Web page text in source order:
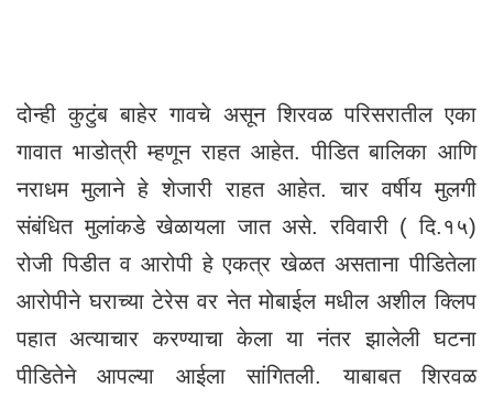
दोन्ही कुटुंब बाहेर गावचे असून शिरवळ परिसरातील एका
गावात भाडोत्री म्हणून राहत आहेत. पीडित बालिका आणि
नराधम मुलाने हे शेजारी राहत आहेत. चार वर्षीय मुलगी
संबंधित मुलांकडे खेळायला जात असे. रविवारी ( दि.१५)
रोजी पिडीत व आरोपी हे एकत्र खेळत असताना पीडितेला
आरोपीने घराच्या टेरेस वर नेत मोबाईल मधील अशील क्लिप
पहात अत्याचार करण्याचा केला या नंतर झालेली घटना
पीडितेने आपल्या आईला सांगितली. याबाबत शिरवळ